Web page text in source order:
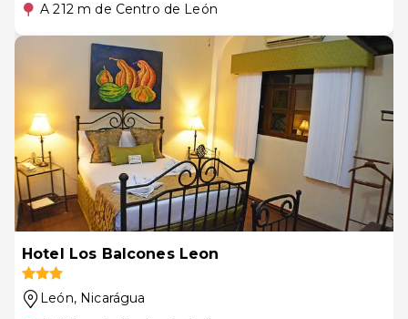
A 212 m de Centro de León
Hotel Los Balcones Leon
León, Nicarágua